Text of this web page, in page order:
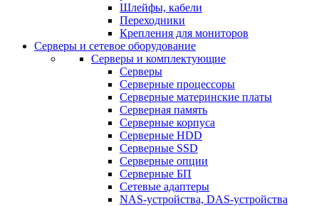
Шлейфы, кабели
Переходники
Крепления для мониторов
Серверы и сетевое оборудование
Серверы и комплектующие
Серверы
Серверные процессоры
Серверные материнские платы
Серверная память
Серверные корпуса
Серверные HDD
Серверные SSD
Серверные опции
Серверные БП
Сетевые адаптеры
NAS-устройства, DAS-устройства